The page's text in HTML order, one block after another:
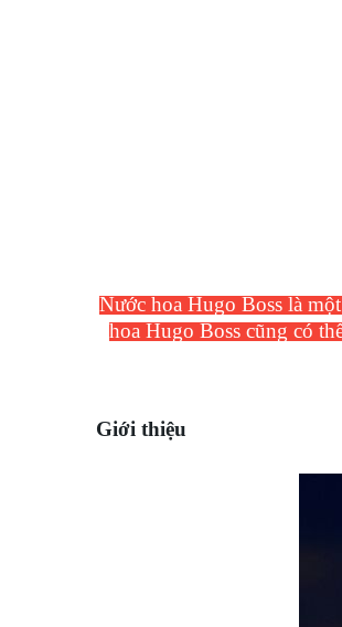
Nước hoa Hugo Boss là
hoa Hugo Boss cũng có
Giới thiệu